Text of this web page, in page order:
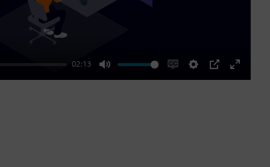
02:13
Mute
EnableSettings
PIP
Enter